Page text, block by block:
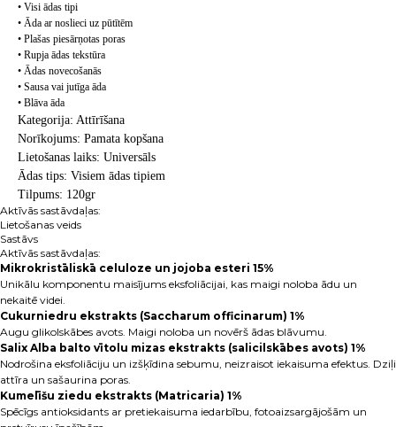
• Visi ādas tipi
• Āda ar noslieci uz pūtītēm
• Plašas piesārņotas poras
• Rupja ādas tekstūra
• Ādas novecošanās
• Sausa vai jutīga āda
• Blāva āda
Kategorija: Attīrīšana
Norīkojums: Pamata kopšana
Lietošanas laiks: Universāls
Ādas tips: Visiem ādas tipiem
Tilpums: 120gr
Aktīvās sastāvdaļas:
Lietošanas veids
Sastāvs
Aktīvās sastāvdaļas:
Mikrokristāliskā celuloze un jojoba esteri 15%
Unikālu komponentu maisījums eksfoliācijai, kas maigi noloba ādu un
nekaitē videi.
Cukurniedru ekstrakts (Saccharum officinarum) 1%
Augu glikolskābes avots. Maigi noloba un novērš ādas blāvumu.
Salix Alba balto vītolu mizas ekstrakts (salicilskābes avots) 1%
Nodrošina eksfoliāciju un izšķīdina sebumu, neizraisot iekaisuma efektus. Dziļi
attīra un sašaurina poras.
Kumelīšu ziedu ekstrakts (Matricaria) 1%
Spēcīgs antioksidants ar pretiekaisuma iedarbību, fotoaizsargājošām un